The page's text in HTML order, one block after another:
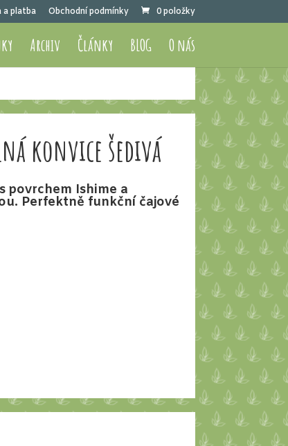
a platba Obchodní podmínky 0 položky
Archiv Články BLOG O nás
konvice šedivá
povrchem Ishime a
Perfektně funkční čajové